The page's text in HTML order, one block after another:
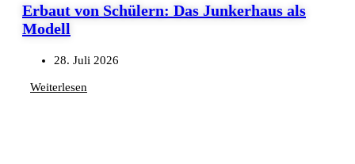
Erbaut von Schülern: Das Junkerhaus als
Modell
28. Juli 2026
Weiterlesen